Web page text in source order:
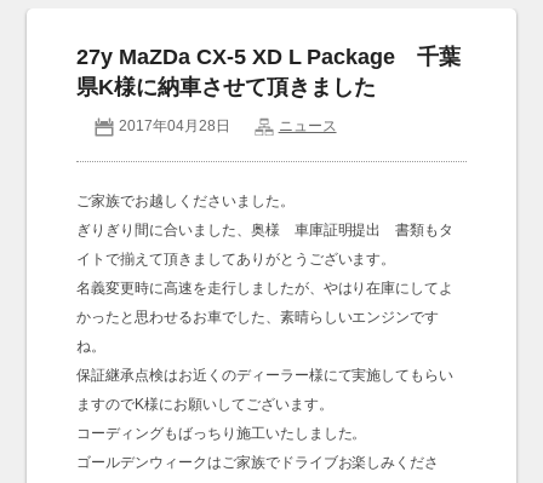
Company outline
会社概要
アクセス
お問い合わせ
27y MaZDa CX-5 XD L Package 千葉
県K様に納車させて頂きました
2017年04月28日 ニュース
ご家族でお越しくださいました。
ぎりぎり間に合いました、奥様 車庫証明提出 書類もタ
イトで揃えて頂きましてありがとうございます。
名義変更時に高速を走行しましたが、やはり在庫にしてよ
かったと思わせるお車でした、素晴らしいエンジンです
ね。
保証継承点検はお近くのディーラー様にて実施してもらい
ますのでK様にお願いしてございます。
コーディングもばっちり施工いたしました。
ゴールデンウィークはご家族でドライブお楽しみくださ